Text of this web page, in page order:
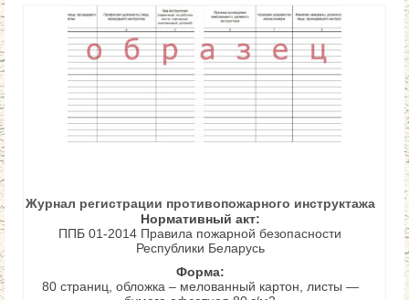
Журнал регистрации противопожарного инструктажа
Нормативный акт:
ППБ 01-2014 Правила пожарной безопасности
Республики Беларусь
Форма:
80 страниц, обложка – мелованный картон, листы —